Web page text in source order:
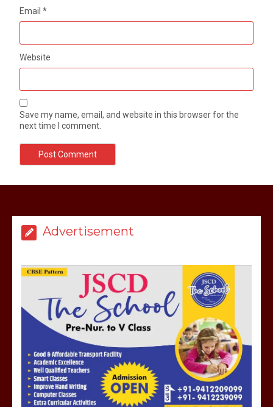
Email*
Website
Save my name, email, and website in this browser for the
next time I comment.
Advertisement
उठाकर खाते कुत्ते का वीडियो इंटरनेट पर जमकर
हो रहा वायरल
होलिका रखने पर लात मार कर होलिका को किया
तहस नहस,मोहल्ले वालों के साथ की गई गाली
गलोच ,कहा अगर रखी गई होली तो होगा खून
खराबा,
March 11, 2025